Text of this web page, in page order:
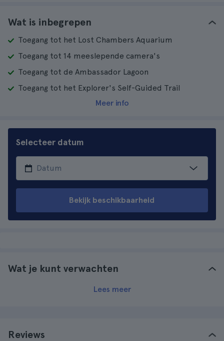
Wat is inbegrepen
Toegang tot het Lost Chambers Aquarium
Toegang tot 14 meeslepende camera's
Toegang tot de Ambassador Lagoon
Toegang tot het Explorer's Self-Guided Trail
Meer info
Selecteer datum
Bekijk beschikbaarheid
Wat je kunt verwachten
Lees meer
Reviews